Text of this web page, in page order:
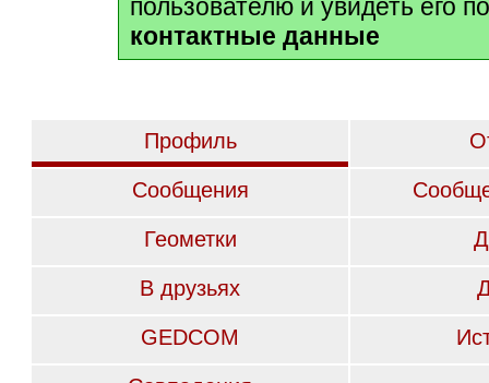
пользователю и увидеть его
контактные данные
Профиль
Сообщения
Геометки
В друзьях
GEDCOM